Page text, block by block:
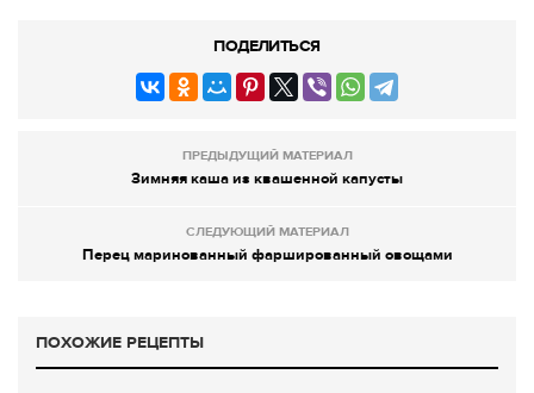
ПОДЕЛИТЬСЯ
ПРЕДЫДУЩИЙ МАТЕРИАЛ
Зимняя каша из квашенной капусты
СЛЕДУЮЩИЙ МАТЕРИАЛ
Перец маринованный фаршированный овощами
ПОХОЖИЕ РЕЦЕПТЫ